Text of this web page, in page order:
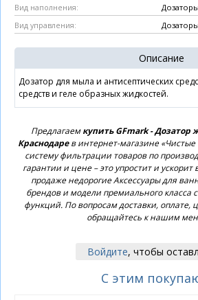
Вид наполнения:
Вид управления:
Описание
Дозатор для мыла и антисептических
средств и геле образных жидкостей.
Предлагаемкупить GFmark - Дозатор
Краснодарев интернет-магазине «Чистые
систему фильтрации товаров по
гарантии и цене – это упростит и
продаже недорогие Аксессуары для
брендов и модели премиального
функций. По вопросам доставки, оплате,
обращайтесь к нашим
Войдите, чтобы
С этим